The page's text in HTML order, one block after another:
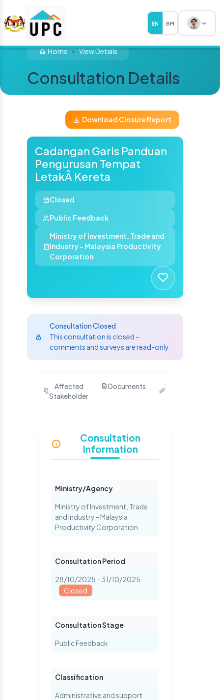
EN BM
Home View Details
Consultation Details
Download Closure Report
Cadangan Garis Panduan
Pengurusan Tempat
LetakÂ Kereta
Closed
Public Feedback
Ministry of Investment, Trade and
Industry - Malaysia Productivity
Corporation
Consultation Closed
This consultation is closed –
comments and surveys are read-only
Affected
Stakeholder
Documents
Related
Consultation
Information
Ministry/Agency
Ministry of Investment, Trade
and Industry - Malaysia
Productivity Corporation
Consultation Period
28/10/2025 - 31/10/2025
Closed
Consultation Stage
Public Feedback
Classification
Administrative and support